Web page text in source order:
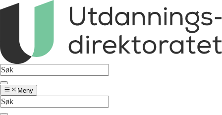
Meny